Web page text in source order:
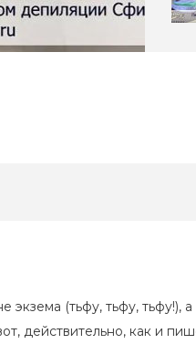
(тьфу, тьфу,
действительно, как и